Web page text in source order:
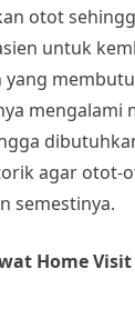
otot
untuk
yang
mengalami
agar otot-
semestinya.
Home Visit